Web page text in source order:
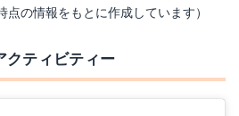
点の情報をもとに作成しています）
クティビティー